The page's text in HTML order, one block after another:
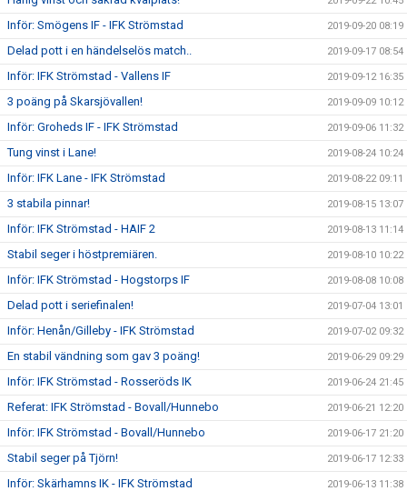
Inför: Smögens IF - IFK Strömstad 2019-09-20 08:19
Delad pott i en händelselös match.. 2019-09-17 08:54
Inför: IFK Strömstad - Vallens IF 2019-09-12 16:35
3 poäng på Skarsjövallen! 2019-09-09 10:12
Inför: Groheds IF - IFK Strömstad 2019-09-06 11:32
Tung vinst i Lane! 2019-08-24 10:24
Inför: IFK Lane - IFK Strömstad 2019-08-22 09:11
3 stabila pinnar! 2019-08-15 13:07
Inför: IFK Strömstad - HAIF 2 2019-08-13 11:14
Stabil seger i höstpremiären. 2019-08-10 10:22
Inför: IFK Strömstad - Hogstorps IF 2019-08-08 10:08
Delad pott i seriefinalen! 2019-07-04 13:01
Inför: Henån/Gilleby - IFK Strömstad 2019-07-02 09:32
En stabil vändning som gav 3 poäng! 2019-06-29 09:29
Inför: IFK Strömstad - Rosseröds IK 2019-06-24 21:45
Referat: IFK Strömstad - Bovall/Hunnebo 2019-06-21 12:20
Inför: IFK Strömstad - Bovall/Hunnebo 2019-06-17 21:20
Stabil seger på Tjörn! 2019-06-17 12:33
Inför: Skärhamns IK - IFK Strömstad 2019-06-13 11:38